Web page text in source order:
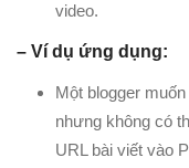
video.
– Ví dụ ứng dụng:
Một blogger
nhưng không có
URL bài viết vào